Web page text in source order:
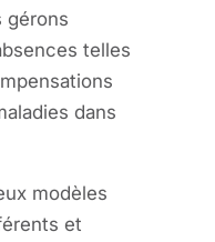
gérons
telles
dans
modèles
et